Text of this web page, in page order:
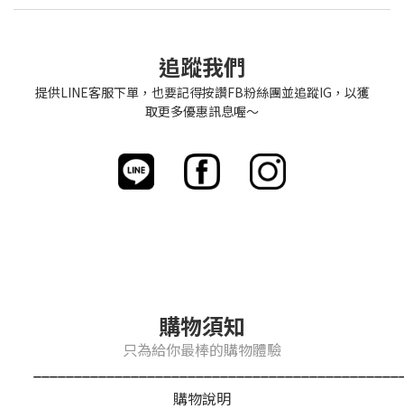
追蹤我們
提供LINE客服下單，也要記得按讚FB粉絲團並追蹤IG，以獲
取更多優惠訊息喔～
購物須知
只為給你最棒的購物體驗
購物說明